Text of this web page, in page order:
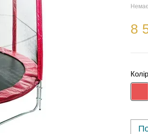
8
Колір